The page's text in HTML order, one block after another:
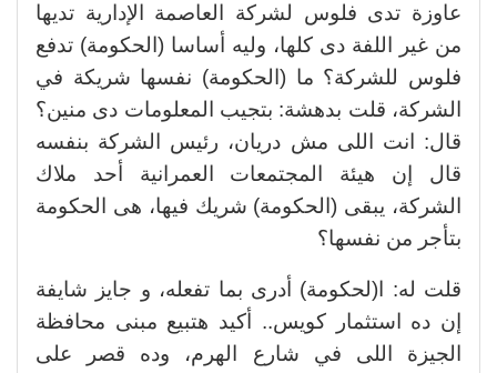
عاوزة تدى فلوس لشركة العاصمة الإدارية تديها
من غير اللفة دى كلها، وليه أساسا (الحكومة) تدفع
فلوس للشركة؟ ما (الحكومة) نفسها شريكة في
الشركة، قلت بدهشة: بتجيب المعلومات دى منين؟
قال: انت اللى مش دريان، رئيس الشركة بنفسه
قال إن هيئة المجتمعات العمرانية أحد ملاك
الشركة، يبقى (الحكومة) شريك فيها، هى الحكومة
بتأجر من نفسها؟
قلت له: ا(لحكومة) أدرى بما تفعله، و جايز شايفة
إن ده استثمار كويس.. أكيد هتبيع مبنى محافظة
الجيزة اللى في شارع الهرم، وده قصر على